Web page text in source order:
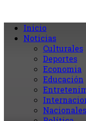
Inicio
Noticias
Culturales
Deportes
Economia
Educación
Nacionales